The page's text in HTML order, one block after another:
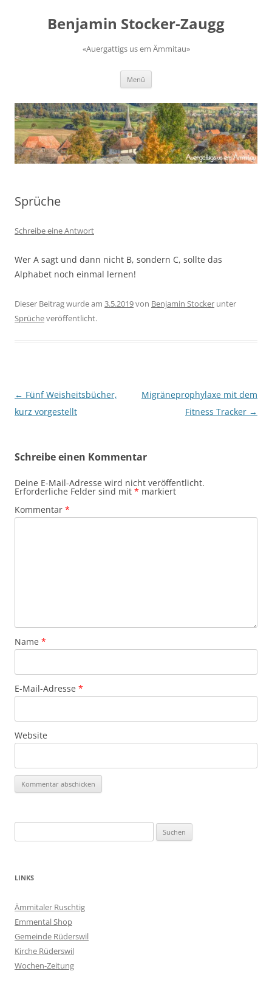
springenBenjamin Stocker-Zaugg
«Auergattigs us em Ämmitau»
Menü
Sprüche
Schreibe eine Antwort
Wer A sagt und dann nicht B, sondern C, sollte das
Alphabet noch einmal lernen!
Dieser Beitrag wurde am 3.5.2019von Benjamin Stocker unter
Sprücheveröffentlicht.
Beitragsnavigation
← Fünf Weisheitsbücher,
kurz vorgestellt
Migräneprophylaxe mit dem
Fitness Tracker →
Schreibe einen Kommentar
Deine E-Mail-Adresse wird nicht veröffentlicht.
Erforderliche Felder sind mit * markiert
Kommentar *
Name *
E-Mail-Adresse *
Website
nach:
LINKS
Ämmitaler Ruschtig
Emmental Shop
Gemeinde Rüderswil
Kirche Rüderswil
Wochen-Zeitung